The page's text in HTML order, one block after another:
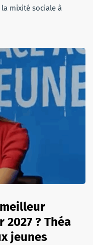
mixité sociale à
? Théa
jeunes